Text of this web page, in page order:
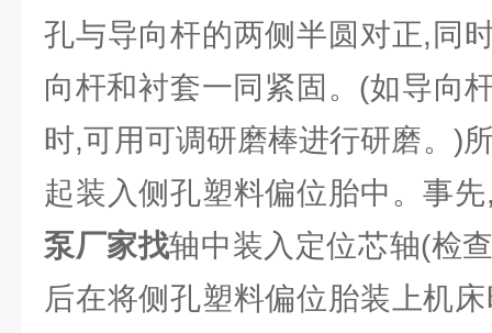
孔与导向杆的两侧半圆对正,同
向杆和衬套一同紧固。(如导向
时,可用可调研磨棒进行研磨。)
起装入侧孔塑料偏位胎中。事
泵厂家找轴中装入定位芯轴(检
后在将侧孔塑料偏位胎装上机